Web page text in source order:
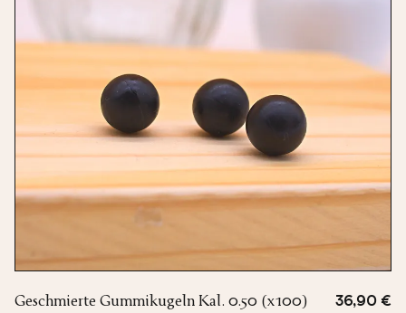
Geschmierte Gummikugeln Kal. 0.50 (x100) 36,90 €